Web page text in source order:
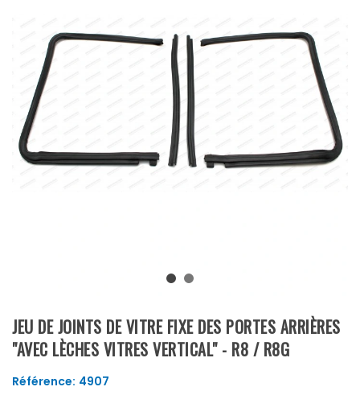
JEU DE JOINTS DE VITRE FIXE DES PORTES ARRIÈRES
"AVEC LÈCHES VITRES VERTICAL" - R8 / R8G
Référence: 4907